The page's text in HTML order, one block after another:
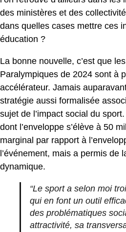
des ministères et des
dans quelles cases mettre ces
éducation ?
La bonne nouvelle, c’est que
Paralympiques de 2024 sont à
accélérateur. Jamais
stratégie aussi formalisée
sujet de l’impact social du
dont l’enveloppe s’élève à 50
marginal par rapport à
l’événement, mais a permis de
dynamique.
“Le sport a selon moi
qui en font un outil
des problématiques
attractivité, sa